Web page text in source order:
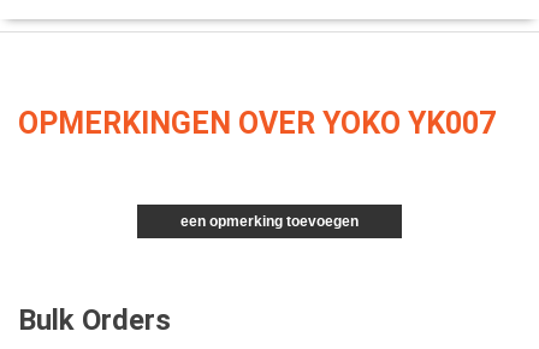
OPMERKINGEN OVER YOKO YK007
een opmerking toevoegen
Bulk Orders